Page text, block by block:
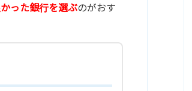
った銀行を選ぶのがおす